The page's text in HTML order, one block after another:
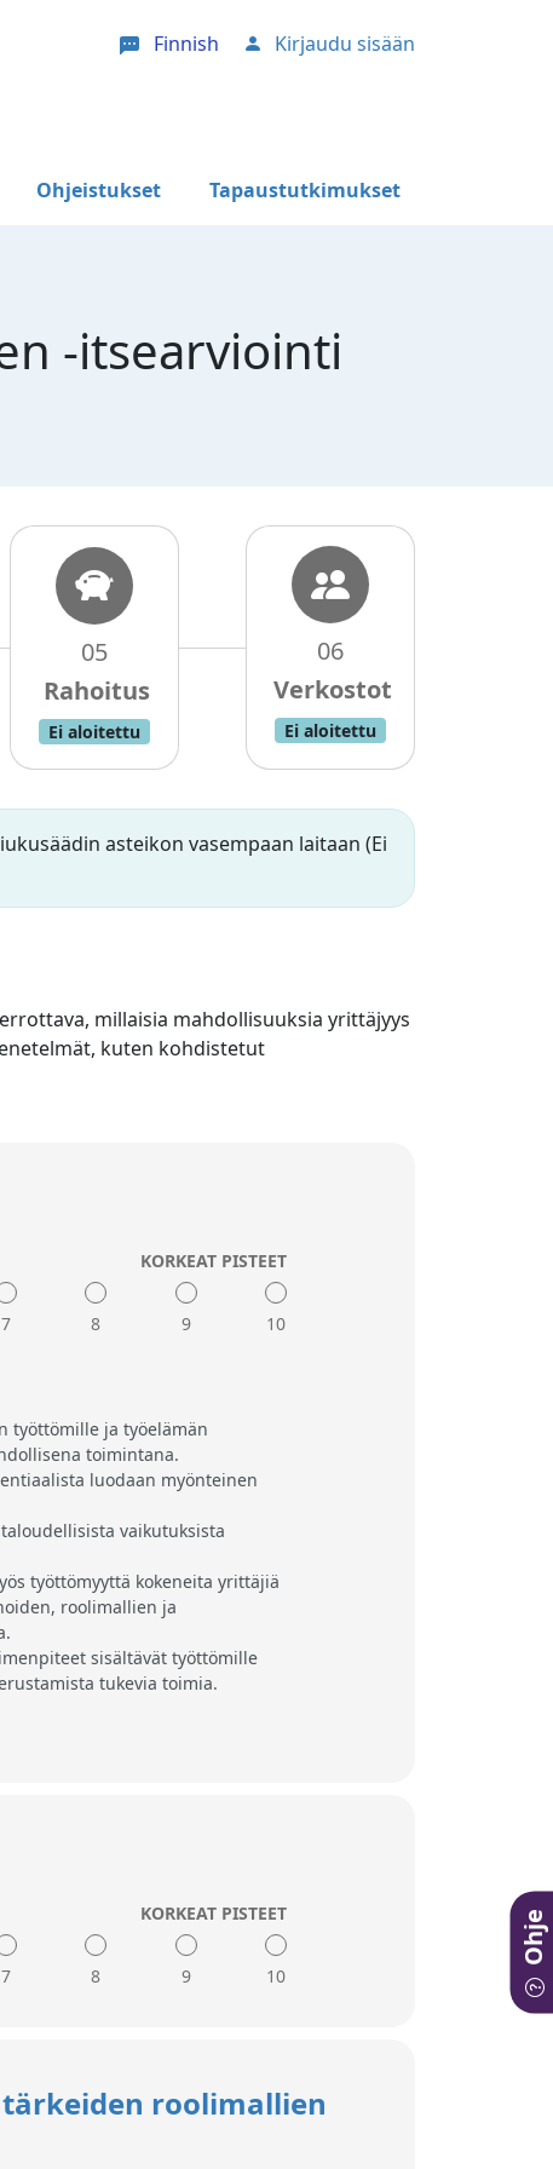
Finnish User account menu
Kirjaudu sisään
Ohjeistukset Tapaustutkimukset
-itsearviointi
05
Ei aloitettu
06
Ei aloitettu
asteikon vasempaan laitaan (Ei
Ohje
millaisia mahdollisuuksia yrittäjyys
kuten kohdistetut
7 8 9
KORKEAT PISTEET
10
työttömille ja työelämän
toimintana.
luodaan myönteinen
vaikutuksista
työttömyyttä kokeneita yrittäjiä
roolimallien ja
sisältävät työttömille
tukevia toimia.
7 8 9
KORKEAT PISTEET
10
kampanjoiden,
roolimallien